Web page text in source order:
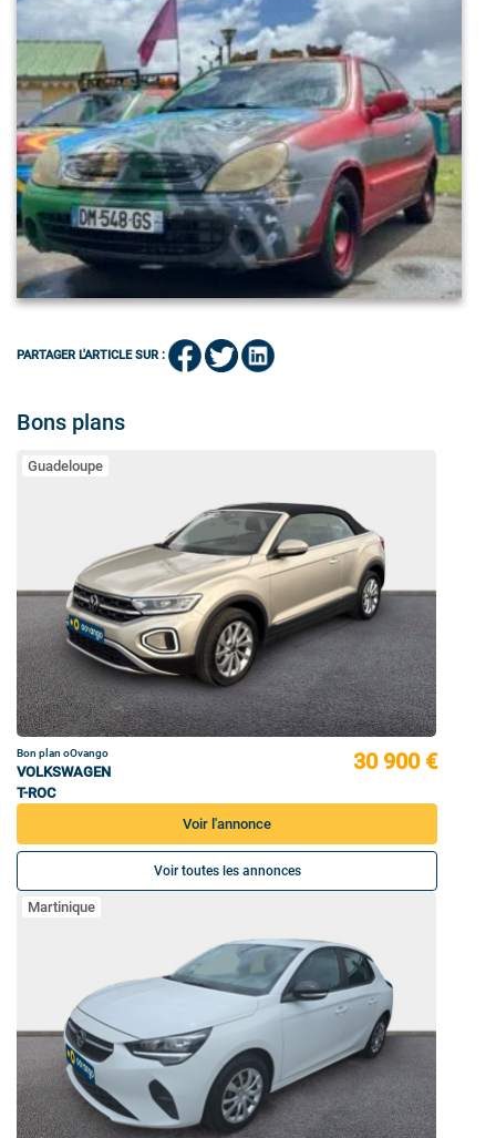
PARTAGER L'ARTICLE SUR :
Bons plans
Guadeloupe
Bon plan oOvango
VOLKSWAGEN
T-ROC
30 900 €
Voir l'annonce
Voir toutes les annonces
Martinique